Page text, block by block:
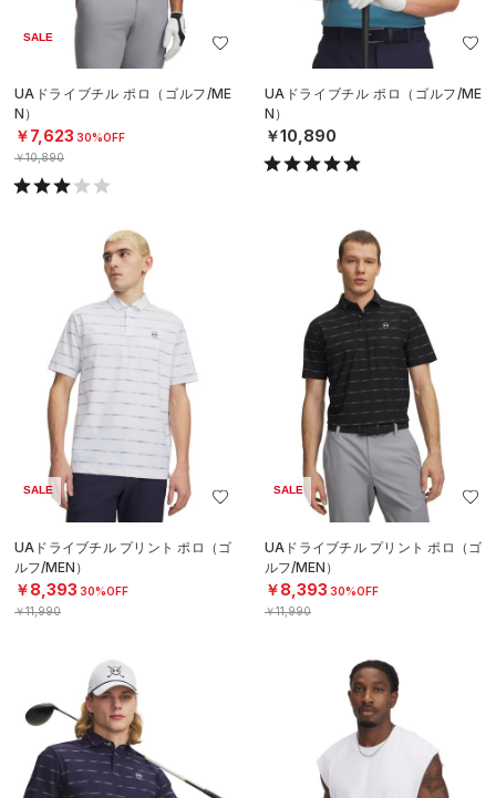
SALE
UAドライブチル ポロ（ゴルフ/ME
N）
￥7,623 30%OFF
￥10,890
UAドライブチル ポロ（ゴルフ/ME
N）
￥10,890
SALE
UAドライブチル プリント ポロ（ゴ
ルフ/MEN）
￥8,393 30%OFF
￥11,990
SALE
UAドライブチル プリント ポロ（ゴ
ルフ/MEN）
￥8,393 30%OFF
￥11,990